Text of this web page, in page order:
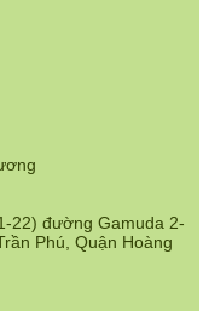
22) đường Gamuda 2-
Phú, Quận Hoàng